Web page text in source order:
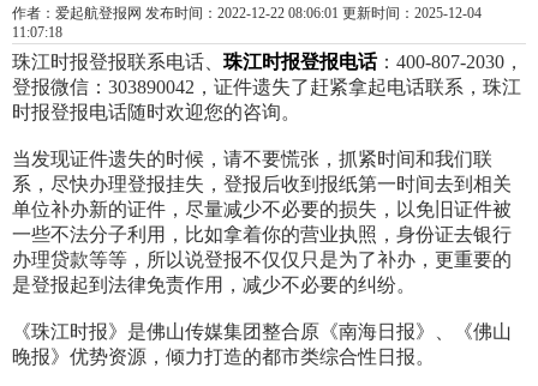
作者：爱起航登报网 发布时间：2022-12-22 08:06:01 更新时间：2025-12-04
11:07:18
珠江时报登报联系电话、 珠江时报登报电话：400-807-2030，
登报微信：303890042，证件遗失了赶紧拿起电话联系，珠江
时报登报电话随时欢迎您的咨询。
当发现证件遗失的时候，请不要慌张，抓紧时间和我们联
系，尽快办理登报挂失，登报后收到报纸第一时间去到相关
单位补办新的证件，尽量减少不必要的损失，以免旧证件被
一些不法分子利用，比如拿着你的营业执照，身份证去银行
办理贷款等等，所以说登报不仅仅只是为了补办，更重要的
是登报起到法律免责作用，减少不必要的纠纷。
《珠江时报》是佛山传媒集团整合原《南海日报》、《佛山
晚报》优势资源，倾力打造的都市类综合性日报。